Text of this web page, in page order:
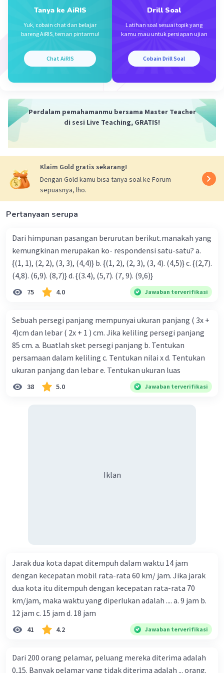
Tanya ke AiRIS
Yuk, cobain chat dan belajar
bareng AiRIS, teman pintarmu!
Chat AiRIS
Drill Soal
Latihan soal sesuai topik yang
kamu mau untuk persiapan ujian
Cobain Drill Soal
Perdalam pemahamanmu bersama Master Teacher
di sesi Live Teaching, GRATIS!
Klaim Gold gratis sekarang!
Dengan Gold kamu bisa tanya soal ke Forum
sepuasnya, lho.
Pertanyaan serupa
Dari himpunan pasangan berurutan berikut.manakah yang
kemungkinan merupakan ko- respondensi satu-satu? a.
{(1, 1), (2, 2), (3, 3), (4,4)} b. {(1, 2), (2, 3), (3, 4). (4,5)} c. {(2,7).
(4,8). (6,9). (8,7)} d. {(3.4), (5,7). (7, 9). (9,6)}
75 4.0 Jawaban terverifikasi
Sebuah persegi panjang mempunyai ukuran panjang ( 3x +
4)cm dan lebar ( 2x + 1 ) cm. Jika keliling persegi panjang
85 cm. a. Buatlah sket persegi panjang b. Tentukan
persamaan dalam keliling c. Tentukan nilai x d. Tentukan
ukuran panjang dan lebar e. Tentukan ukuran luas
38 5.0 Jawaban terverifikasi
Iklan
Jarak dua kota dapat ditempuh dalam waktu 14 jam
dengan kecepatan mobil rata-rata 60 km/ jam. Jika jarak
dua kota itu ditempuh dengan kecepatan rata-rata 70
km/jam, maka waktu yang diperlukan adalah .... a. 9 jam b.
12 jam c. 15 jam d. 18 jam
41 4.2 Jawaban terverifikasi
Dari 200 orang pelamar, peluang mereka diterima adalah
0,15. Banyak pelamar yang tidak diterima adalah ... orang.